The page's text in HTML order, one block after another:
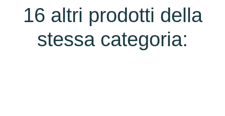
16 altri prodotti della
stessa categoria: